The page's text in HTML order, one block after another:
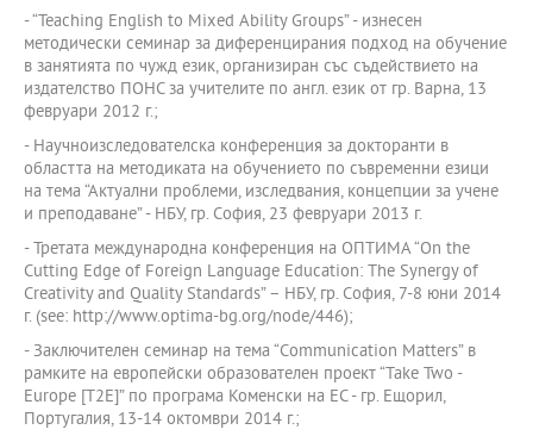
- “Teaching English to Mixed Ability Groups” - изнесен
методически семинар за диференцирания подход на обучение
в занятията по чужд език, организиран със съдействието на
издателство ПОНС за учителите по англ. език от гр. Варна, 13
февруари 2012 г.;
- Научноизследователска конференция за докторанти в
областта на методиката на обучението по съвременни езици
на тема “Актуални проблеми, изследвания, концепции за учене
и преподаване” - НБУ, гр. София, 23 февруари 2013 г.
- Третата международна конференция на ОПТИМА “On the
Cutting Edge of Foreign Language Education: The Synergy of
Creativity and Quality Standards” – НБУ, гр. София, 7-8 юни 2014
г. (see: http://www.optima-bg.org/node/446);
- Заключителен семинар на тема “Communication Matters” в
рамките на европейски образователен проект “Take Two -
Europe [T2E]” по програма Коменски на ЕС - гр. Ещорил,
Португалия, 13-14 октомври 2014 г.;